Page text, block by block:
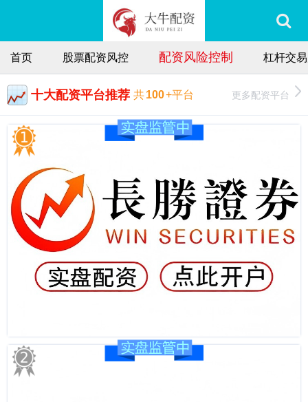
首页 股票配资风控 配资风险控制 杠杆交
十大配资平台推荐 共100+平台 更多配资平台